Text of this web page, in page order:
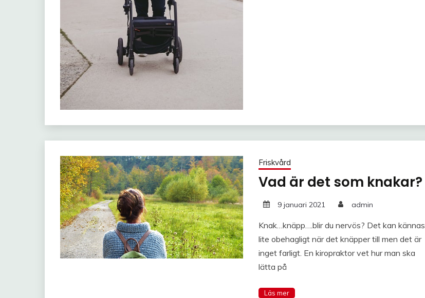
Friskvård
Vad är det som knakar?
9 januari 2021 admin
Knak…knäpp….blir du nervös? Det kan kännas
lite obehagligt när det knäpper till men det är
inget farligt. En kiropraktor vet hur man ska
lätta på